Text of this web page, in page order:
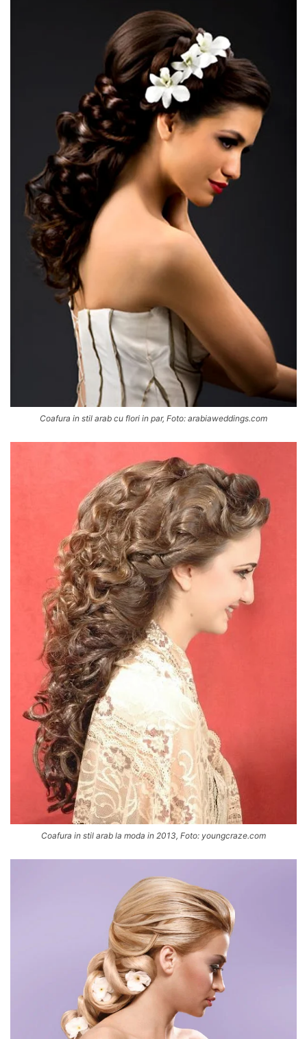
Coafura in stil arab cu flori in par, Foto: arabiaweddings.com
Coafura in stil arab la moda in 2013, Foto: youngcraze.com